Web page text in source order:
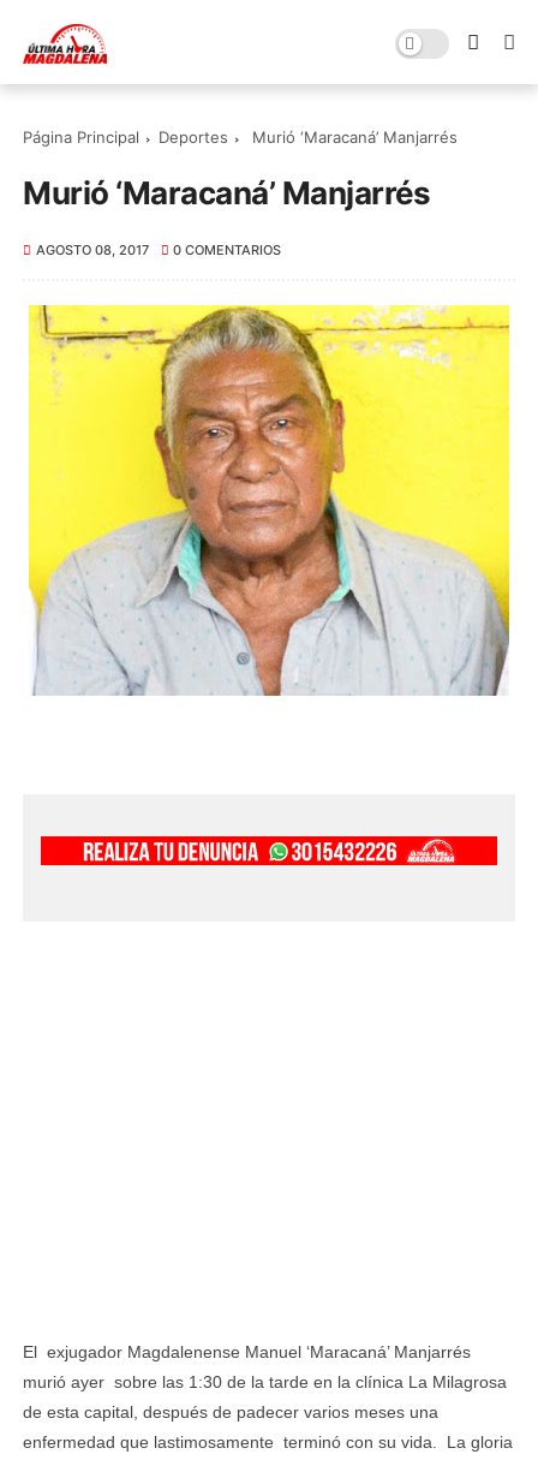
Página Principal Deportes Murió ‘Maracaná’ Manjarrés
Murió ‘Maracaná’ Manjarrés
AGOSTO 08, 2017 0 COMENTARIOS
El exjugador Magdalenense Manuel ‘Maracaná’ Manjarrés
murió ayer sobre las 1:30 de la tarde en la clínica La Milagrosa
de esta capital, después de padecer varios meses una
enfermedad que lastimosamente terminó con su vida. La gloria